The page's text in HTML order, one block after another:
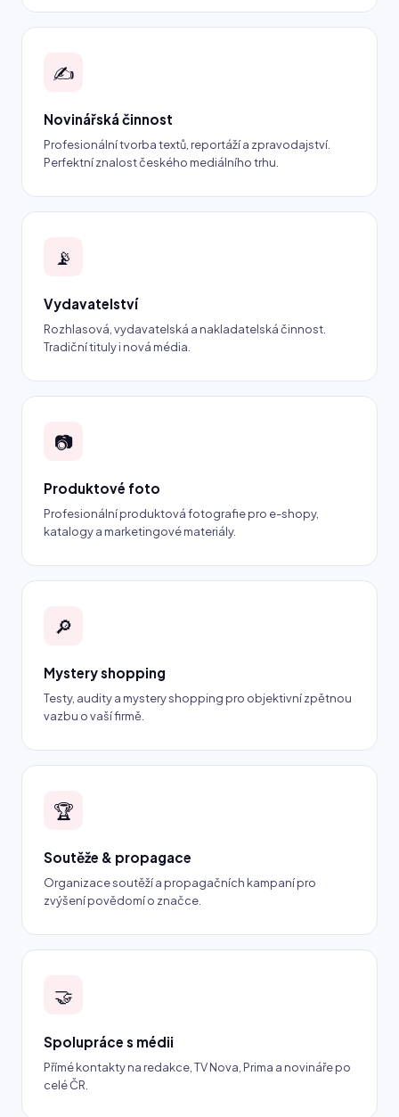
✍️
Novinářská činnost
Profesionální tvorba textů, reportáží a zpravodajství.
Perfektní znalost českého mediálního trhu.
📡
Vydavatelství
Rozhlasová, vydavatelská a nakladatelská činnost.
Tradiční tituly i nová média.
📷
Produktové foto
Profesionální produktová fotografie pro e-shopy,
katalogy a marketingové materiály.
🔎
Mystery shopping
Testy, audity a mystery shopping pro objektivní zpětnou
vazbu o vaší firmě.
🏆
Soutěže & propagace
Organizace soutěží a propagačních kampaní pro
zvýšení povědomí o značce.
🤝
Spolupráce s médii
Přímé kontakty na redakce, TV Nova, Prima a novináře po
celé ČR.